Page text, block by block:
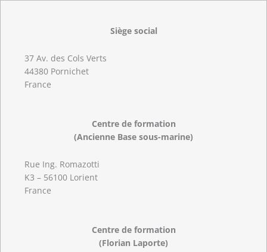
Siège social
37 Av. des Cols Verts
44380 Pornichet
France
Centre de formation
(Ancienne Base sous-marine)
Rue Ing. Romazotti
K3 – 56100 Lorient
France
Centre de formation
(Florian Laporte)